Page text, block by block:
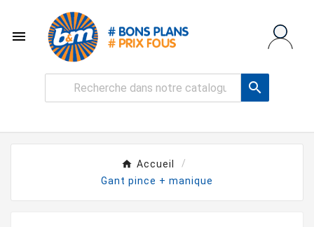


Accueil
Gant pince + manique